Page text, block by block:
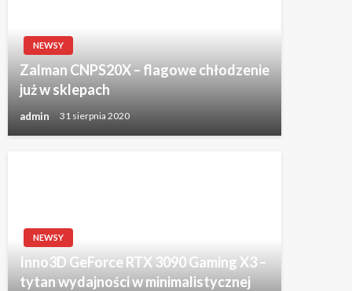
NEWSY
Zalman CNPS20X – flagowe chłodzenie
już w sklepach
admin 31 sierpnia 2020
NEWSY
Inno3D GeForce RTX 3090 Gaming X3 –
tytan wydajności w minimalistycznej